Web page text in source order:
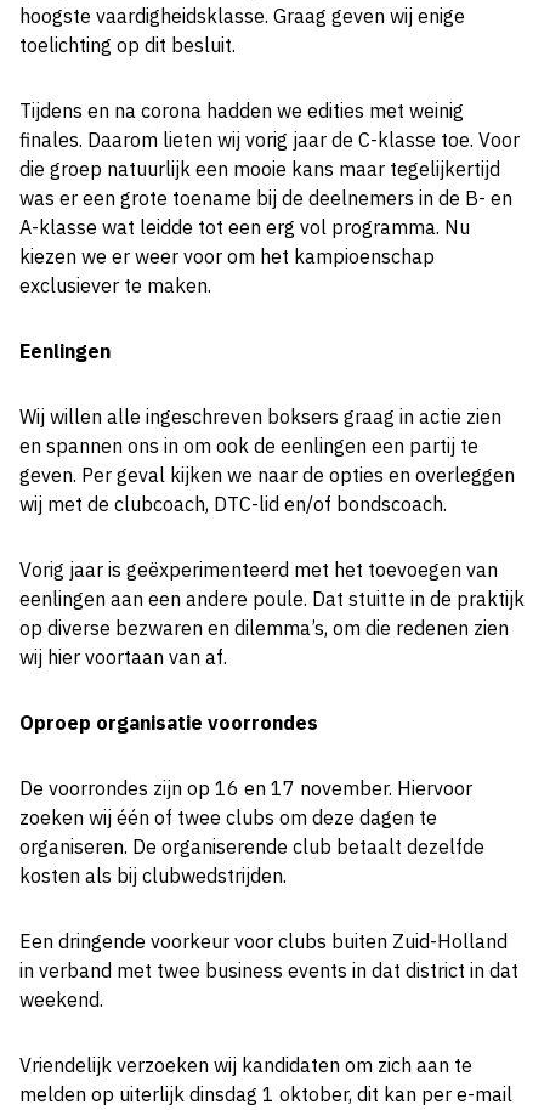
hoogste vaardigheidsklasse. Graag geven wij enige
toelichting op dit besluit.
Tijdens en na corona hadden we edities met weinig
finales. Daarom lieten wij vorig jaar de C-klasse toe. Voor
die groep natuurlijk een mooie kans maar tegelijkertijd
was er een grote toename bij de deelnemers in de B- en
A-klasse wat leidde tot een erg vol programma. Nu
kiezen we er weer voor om het kampioenschap
exclusiever te maken.
Eenlingen
Wij willen alle ingeschreven boksers graag in actie zien
en spannen ons in om ook de eenlingen een partij te
geven. Per geval kijken we naar de opties en overleggen
wij met de clubcoach, DTC-lid en/of bondscoach.
Vorig jaar is geëxperimenteerd met het toevoegen van
eenlingen aan een andere poule. Dat stuitte in de praktijk
op diverse bezwaren en dilemma’s, om die redenen zien
wij hier voortaan van af.
Oproep organisatie voorrondes
De voorrondes zijn op 16 en 17 november. Hiervoor
zoeken wij één of twee clubs om deze dagen te
organiseren. De organiserende club betaalt dezelfde
kosten als bij clubwedstrijden.
Een dringende voorkeur voor clubs buiten Zuid-Holland
in verband met twee business events in dat district in dat
weekend.
Vriendelijk verzoeken wij kandidaten om zich aan te
melden op uiterlijk dinsdag 1 oktober, dit kan per e-mail